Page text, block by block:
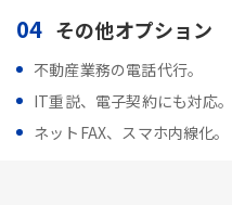
04 その他オプション
不動産業務の電話代行。
IT重説、電子契約にも対応。
ネットFAX、スマホ内線化。